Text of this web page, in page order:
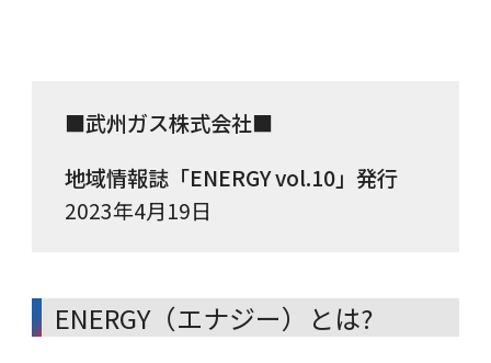
■武州ガス株式会社■
地域情報誌「ENERGY vol.10」発行
2023年4月19日
ENERGY（エナジー）とは?